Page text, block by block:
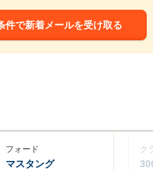
件で新着メールを受け取る
フォード
マスタング
ク